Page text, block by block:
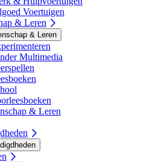
Voertuigen
& Leren
& Leren
Multimedia
& Leren